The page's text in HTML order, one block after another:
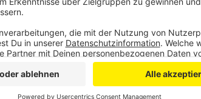
Enttäuschung gab es bei SPD und der FDP im
deutlich Stimmen verloren. Die Links zu den
Wahlkreis 8 Wahlkreis 12 Wahlkreis 27